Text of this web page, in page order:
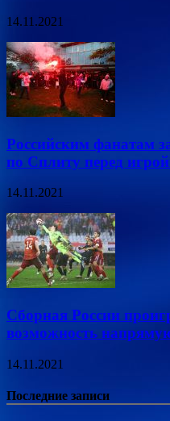
14.11.2021
Российским фанатам
по Сплиту перед
14.11.2021
Сборная России
возможность
14.11.2021
Последние записи